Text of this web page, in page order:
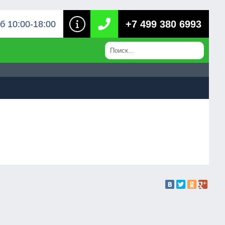
10:00-18:00 +7 499 380 6993